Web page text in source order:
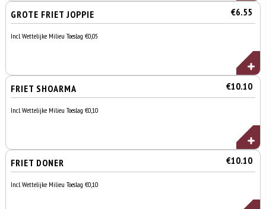
GROTE FRIET JOPPIE €6.55
Incl. Wettelijke Milieu Toeslag €0,05
FRIET SHOARMA €10.10
Incl. Wettelijke Milieu Toeslag €0,10
FRIET DONER €10.10
Incl. Wettelijke Milieu Toeslag €0,10